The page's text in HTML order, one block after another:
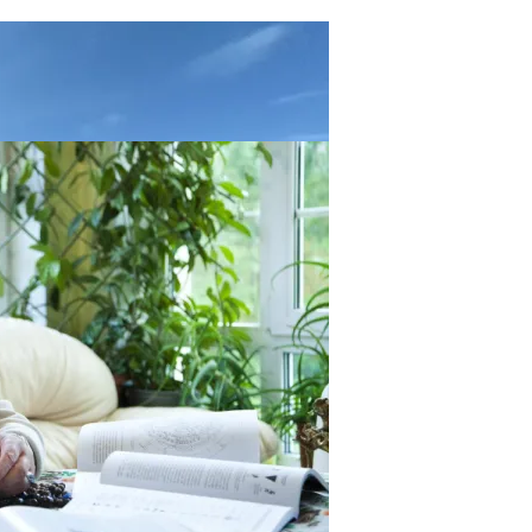
Пришлось Переделать Из-За Изменения Климата